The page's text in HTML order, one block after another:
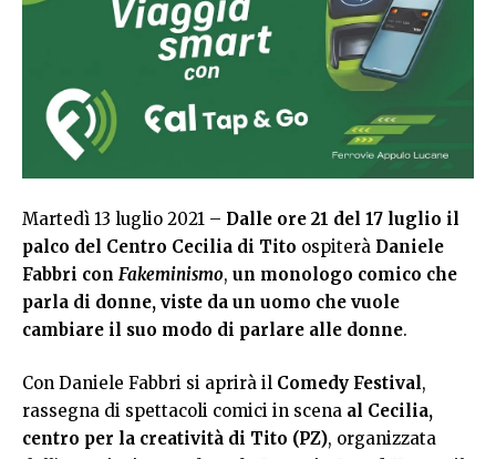
Martedì 13 luglio 2021 – Dalle ore 21 del 17 luglio il
palco del Centro Cecilia di Tito ospiterà Daniele
Fabbri con Fakeminismo, un monologo comico che
parla di donne, viste da un uomo che vuole
cambiare il suo modo di parlare alle donne.
Con Daniele Fabbri si aprirà il Comedy Festival,
rassegna di spettacoli comici in scena al Cecilia,
centro per la creatività di Tito (PZ), organizzata